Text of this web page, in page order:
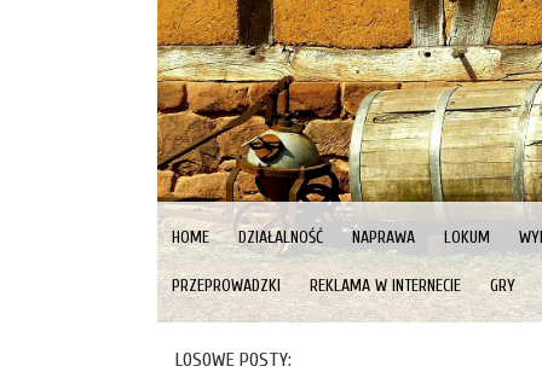
HOME DZIAŁALNOŚĆ NAPRAWA LOKUM
PRZEPROWADZKI REKLAMA W INTERNECIE GRY
LOSOWE POSTY: